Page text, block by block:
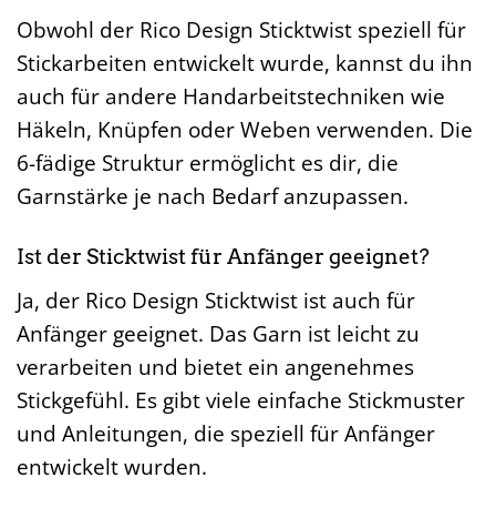
Obwohl der Rico Design Sticktwist speziell für
Stickarbeiten entwickelt wurde, kannst du ihn
auch für andere Handarbeitstechniken wie
Häkeln, Knüpfen oder Weben verwenden. Die
6-fädige Struktur ermöglicht es dir, die
Garnstärke je nach Bedarf anzupassen.
Ist der Sticktwist für Anfänger geeignet?
Ja, der Rico Design Sticktwist ist auch für
Anfänger geeignet. Das Garn ist leicht zu
verarbeiten und bietet ein angenehmes
Stickgefühl. Es gibt viele einfache Stickmuster
und Anleitungen, die speziell für Anfänger
entwickelt wurden.